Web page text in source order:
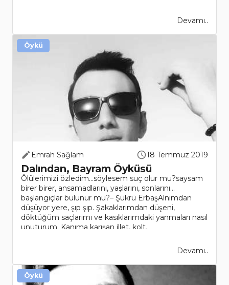
Devamı..
Emrah Sağlam 18 Temmuz 2019
Dalından, Bayram Öyküsü
Ölülerimizi özledim…söylesem suç olur mu?saysam
birer birer, ansamadlarını, yaşlarını, sonlarını…
başlangıçlar bulunur mu?– Şükrü ErbaşAlnımdan
düşüyor yere, şıp şıp. Şakaklarımdan düşeni,
döktüğüm saçlarımı ve kasıklarımdaki yanmaları nasıl
unuturum. Kanıma karışan illet, kolt..
Devamı..
Öykü
Öykü